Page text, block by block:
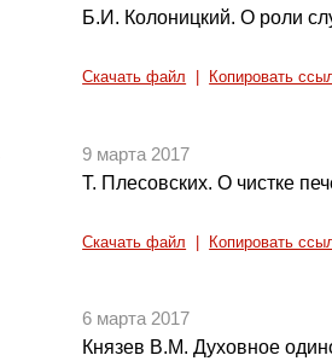
Б.И. Колоницкий. О роли
Скачать файл Копировать
9 марта 2017
Т. Плесовских. О чистке
Скачать файл Копировать
6 марта 2017
Князев В.М. Духовное